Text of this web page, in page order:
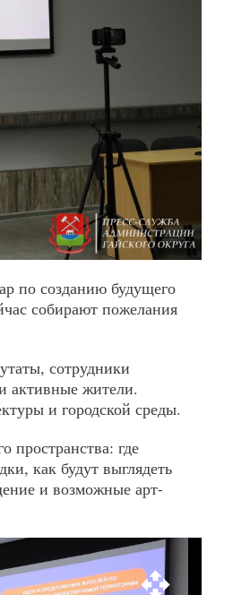
по созданию будущего
собирают пожелания
сотрудники
активные жители.
и городской среды.
пространства: где
как будут выглядеть
и возможные арт-